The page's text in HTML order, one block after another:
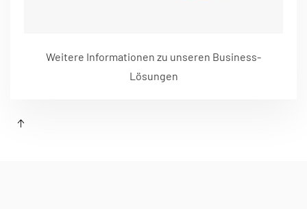
Weitere Informationen zu unseren Business-
Lösungen